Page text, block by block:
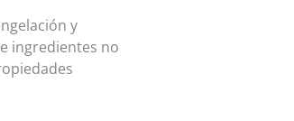
y
ingredientes no